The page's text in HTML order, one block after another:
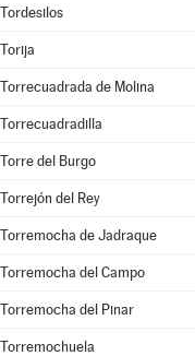
Tordesilos
Torija
Torrecuadrada de Molina
Torrecuadradilla
Torre del Burgo
Torrejón del Rey
Torremocha de Jadraque
Torremocha del Campo
Torremocha del Pinar
Torremochuela